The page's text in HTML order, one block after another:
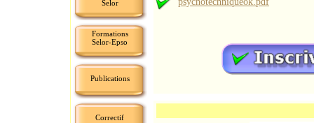
Selor
Formations
Selor-Epso
Publications
Correctif